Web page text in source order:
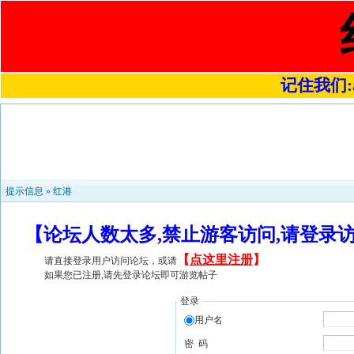
记住我们
提示信息 » 红港
【论坛人数太多,禁止游客访问,请登
请直接登录用户访问论坛，或请 【 点这里注册】
如果您已注册,请先登录论坛即可游览帖子
登录
用户名
密 码